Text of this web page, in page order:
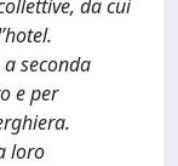
da cui
seconda
e per
loro